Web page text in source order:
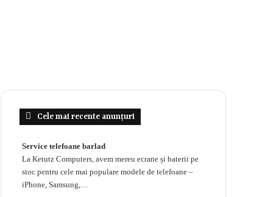
Cele mai recente anunțuri
Service telefoane barlad
La Ketutz Computers, avem mereu ecrane și baterii pe
stoc pentru cele mai populare modele de telefoane –
iPhone, Samsung,…